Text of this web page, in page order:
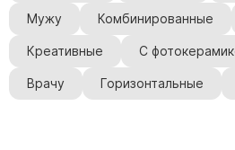
Мужу Комбинированные
Креативные С
Врачу Горизонтальные